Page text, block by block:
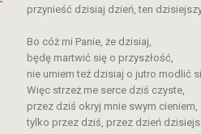
przynieść dzisiaj dzień, ten
Bo cóż mi Panie, że dzisiaj,
będę martwić się o przyszłość,
nie umiem też dzisiaj o jutro modlić
Więc strzeż me serce dziś czyste,
przez dziś okryj mnie swym cieniem,
tylko przez dziś, przez dzień